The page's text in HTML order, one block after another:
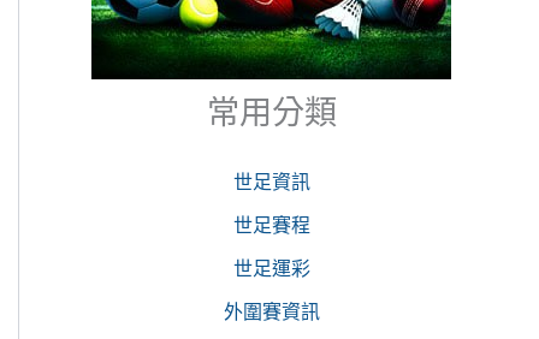
常用分類
世足資訊
世足賽程
世足運彩
外圍賽資訊